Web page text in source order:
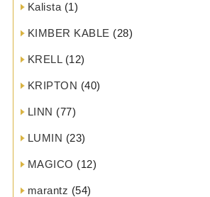
Kalista (1)
KIMBER KABLE (28)
KRELL(12)
KRIPTON (40)
LINN (77)
LUMIN (23)
MAGICO (12)
marantz (54)